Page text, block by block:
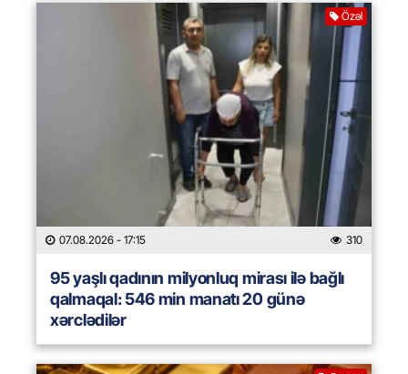
Özəl
07.08.2026 - 17:15 310
95 yaşlı qadının milyonluq mirası ilə bağlı
qalmaqal: 546 min manatı 20 günə
xərclədilər